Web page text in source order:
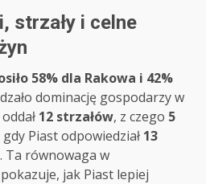
strzały i celne
58% dla Rakowa i 42%
dominację gospodarzy w
12 strzałów, z czego 5
Piast odpowiedział 13
. Ta równowaga w
jak Piast lepiej